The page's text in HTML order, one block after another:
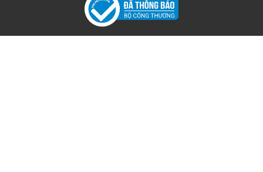
cùng với Giáo sư Jerry Wind, đang biên tập một số đặc biệt của
Tạp chí Nghiên cứu Quảng cáo về chủ đề này.